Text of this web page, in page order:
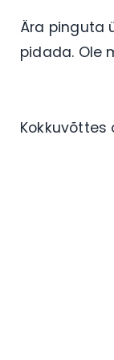
Ära pinguta
pidada. Ole